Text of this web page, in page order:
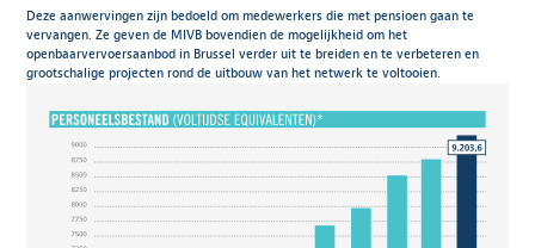
Deze aanwervingen zijn bedoeld om medewerkers die met pensioen gaan te
vervangen. Ze geven de MIVB bovendien de mogelijkheid om het
openbaarvervoersaanbod in Brussel verder uit te breiden en te verbeteren en
grootschalige projecten rond de uitbouw van het netwerk te voltooien.